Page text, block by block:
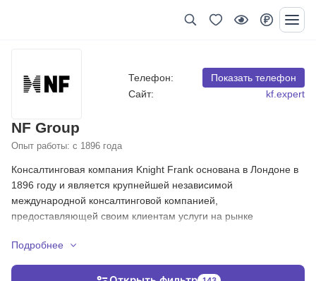
Телефон:
Показать телефон
Сайт:
kf.expert
NF Group
Опыт работы: с 1896 года
Консалтинговая компания Knight Frank основана в Лондоне в
1896 году и является крупнейшей независимой
международной консалтинговой компанией,
предоставляющей своим клиентам услуги на рынке
консалтинговая компания в России, которая является
Подробнее